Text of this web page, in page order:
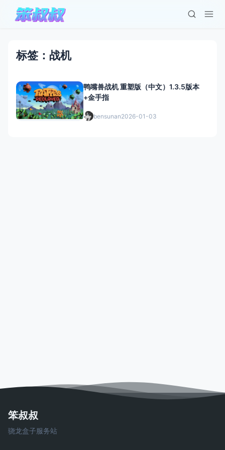
标签：战机
鸭嘴兽战机 重塑版（中文）1.3.5版本
+金手指
bensunan2026-01-03
笨叔叔
骁龙盒子服务站